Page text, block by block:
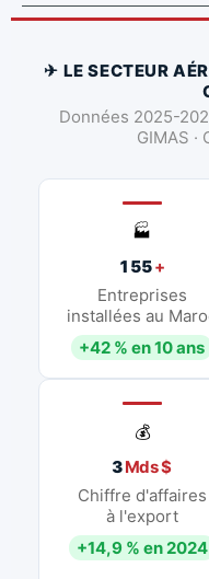
✈ LE SECTEUR
Données 2025-
GIMAS
🏭
155+
Entreprises
installées au
+42 % en 10 ans
💰
3Mds $
Chiffre d'affaires
à l'export
+14,9 % en 2024